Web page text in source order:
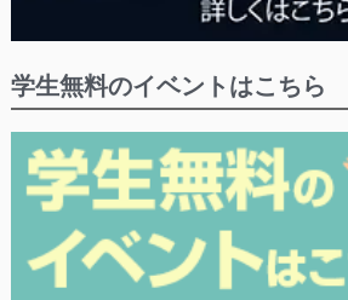
学生無料のイベントはこちら